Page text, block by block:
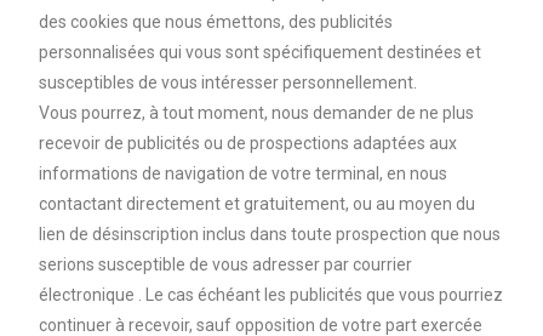
des cookies que nous émettons, des publicités
personnalisées qui vous sont spécifiquement destinées et
susceptibles de vous intéresser personnellement.
Vous pourrez, à tout moment, nous demander de ne plus
recevoir de publicités ou de prospections adaptées aux
informations de navigation de votre terminal, en nous
contactant directement et gratuitement, ou au moyen du
lien de désinscription inclus dans toute prospection que nous
serions susceptible de vous adresser par courrier
électronique . Le cas échéant les publicités que vous pourriez
continuer à recevoir, sauf opposition de votre part exercée